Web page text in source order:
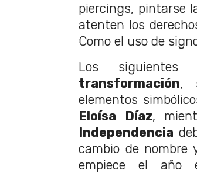
piercings, pintarse
atenten los
Como el uso de
Los
transformación,
elementos
Eloísa Díaz,
Independencia
cambio de nombre
empiece el año